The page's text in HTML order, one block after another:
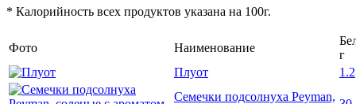
* Калорийность всех продуктов указана на 100г.
Фото Наименование
г
Плуот
1.2
Семечки подсолнуха Peyman,